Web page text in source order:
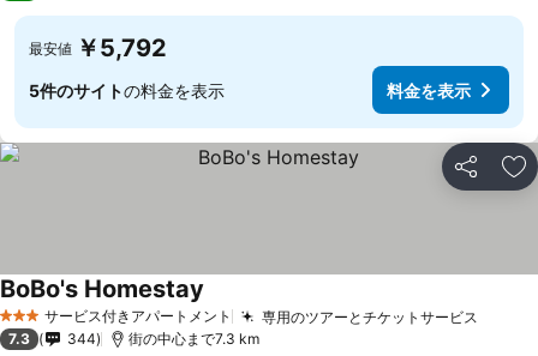
最安値 ￥5,792
5件のサイトの料金を表示 料金を表示
シェア お
3 ホテルのランク
サービス付きアパートメント 専用のツアーとチケットサービス
BoBo's Homestay
7.3 344 街の中心まで7.3 km